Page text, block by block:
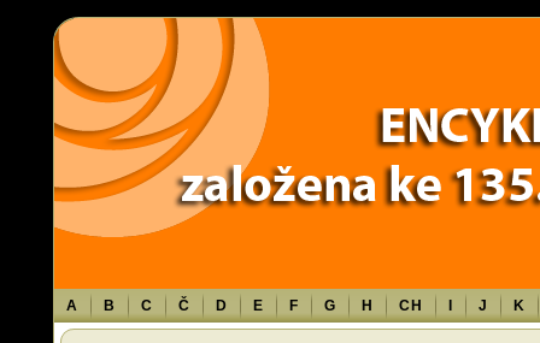
Warning: Use of undefined constant TXT - assumed 'TXT' (this will throw
content/themes/sablona/functions.php
A B C Č D E F G H CH J K